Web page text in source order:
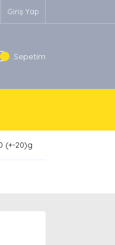
Giriş Yap
Sepetim
(+-20)g